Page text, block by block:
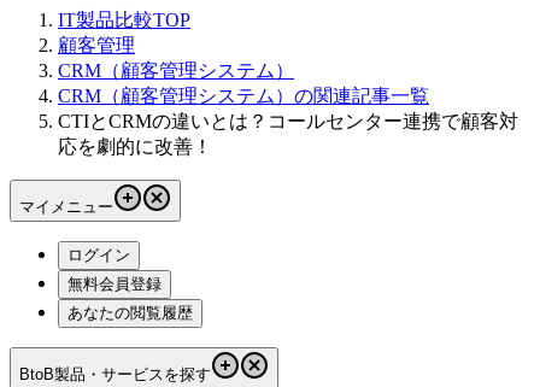
IT製品比較TOP
顧客管理
CRM（顧客管理システム）
CRM（顧客管理システム）の関連記事一覧
CTIとCRMの違いとは？コールセンター連携で顧客対
応を劇的に改善！
マイメニュー
ログイン
無料会員登録
あなたの閲覧履歴
BtoB製品・サービスを探す